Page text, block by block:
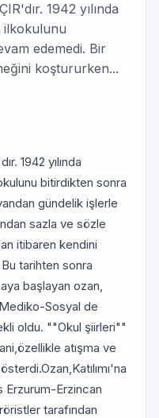
1942 yılında
ilkokulunu
edemedi. Bir
koştururken...
1942 yılında
bitirdikten sonra
gündelik işlerle
sazla ve sözle
itibaren kendini
tarihten sonra
başlayan ozan,
Sosyal de
oldu. ""Okul şiirleri""
atışma ve
Erzincan
tarafından